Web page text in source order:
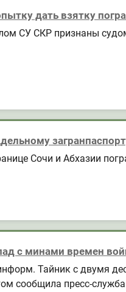
дать взятку
СУ СКР признаны
Сочи и Абхазии
с минами времен
Тайник с двумя
сообщила пресс-